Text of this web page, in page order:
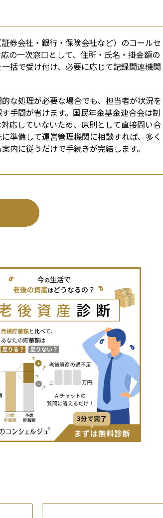
券会社・銀行・保険会社など）のコールセ
の一次窓口として、住所・氏名・掛金額の
括で受け付け、必要に応じて記録関連機関
な処理が必要な場合でも、担当者が状況を
手間が省けます。国民年金基金連合会は制
応していないため、原則として直接問い合
準備して運営管理機関に相談すれば、多く
内に従うだけで手続きが完結します。